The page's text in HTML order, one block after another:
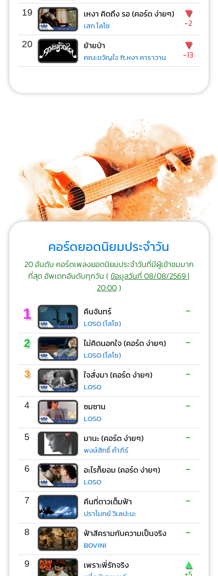
19 เหงา คิดถึง รอ (คอร์ด ง่ายๆ)
เสก โลโซ
▼
-2
20 ย้ายป่า
คณะขวัญใจ ft.หงา คาราวาน
▼
-13
คอร์ดยอดนิยมประจำวัน
20 อันดับ คอร์ดเพลงยอดนิยมประจำวันที่มีผู้เข้าชมมาก
ที่สุด อัพเดทอันดับทุกวัน (ข้อมูลวันที่ 08/08/2569 |
20:00)
1 คืนจันทร์
LOSO (โลโซ)
-
2 ไม่คิดนอกใจ (คอร์ด ง่ายๆ)
LOSO (โลโซ)
-
3 ใจสั่งมา (คอร์ด ง่ายๆ)
LOSO
-
4 ซมซาน
LOSO
-
5 มานะ (คอร์ด ง่ายๆ)
พงษ์สิทธิ์ คำภีร์
-
6 อะไรก็ยอม (คอร์ด ง่ายๆ)
LOSO
-
7 คืนที่ดาวเต็มฟ้า
ปราโมทย์ วิเลปะนะ
-
8 ฟ้าสีครามกับความเป็นจริง
BOVINI
-
9 เพราะพี่รักจริง ▲